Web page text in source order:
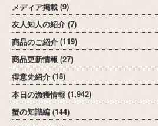
メディア掲載 (9)
友人知人の紹介 (7)
商品のご紹介 (119)
商品更新情報 (27)
得意先紹介 (18)
本日の漁獲情報 (1,942)
蟹の知識編 (144)